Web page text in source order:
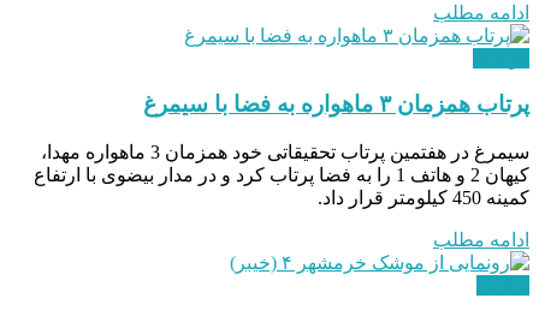
ادامه مطلب
پرتاب همزمان ۳ ماهواره به فضا با سیمرغ
سیمرغ در هفتمین پرتاب تحقیقاتی خود همزمان 3 ماهواره مهدا،
کیهان 2 و هاتف 1 را به فضا پرتاب کرد و در مدار بیضوی با ارتفاع
کمینه 450 کیلومتر قرار داد.
ادامه مطلب